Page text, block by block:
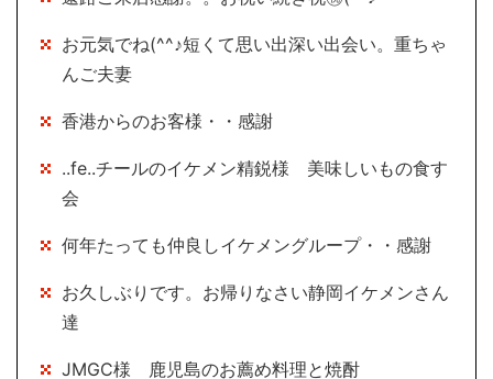
お元気でね(^^♪短くて思い出深い出会い。重ちゃ
んご夫妻
香港からのお客様・・感謝
..fe..チールのイケメン精鋭様 美味しいもの食す
会
何年たっても仲良しイケメングループ・・感謝
お久しぶりです。お帰りなさい静岡イケメンさん
達
JMGC様 鹿児島のお薦め料理と焼酎